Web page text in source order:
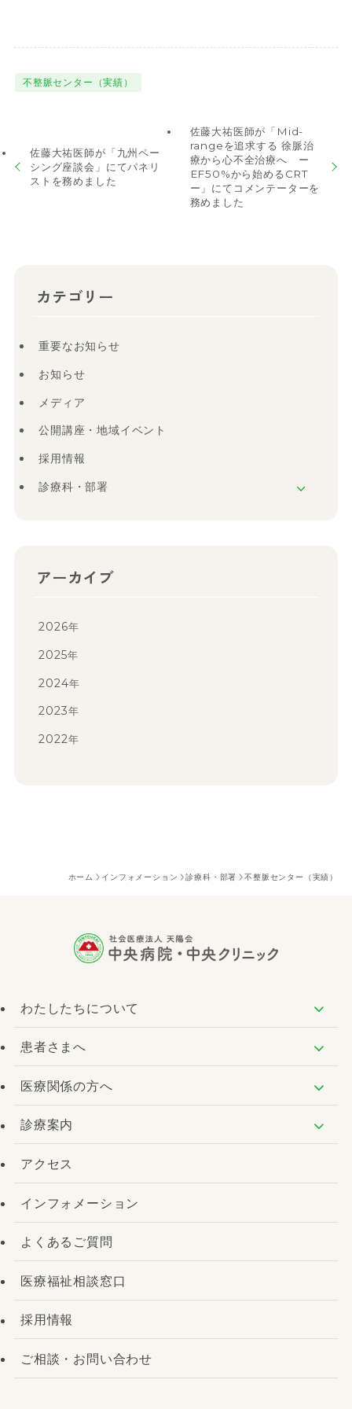
不整脈センター（実績）
佐藤大祐医師が「九州ペー
シング座談会」にてパネリ
ストを務めました
佐藤大祐医師が「Mid-
rangeを追求する 徐脈治
療から心不全治療へ ー
EF50%から始めるCRT
ー」にてコメンテーターを
務めました
カテゴリー
重要なお知らせ
お知らせ
メディア
公開講座・地域イベント
採用情報
診療科・部署
アーカイブ
2026年
2025年
2024年
2023年
2022年
ホーム インフォメーション 診療科・部署 不整脈センター（実績）
わたしたちについて
患者さまへ
医療関係の方へ
診療案内
アクセス
インフォメーション
よくあるご質問
医療福祉相談窓口
採用情報
ご相談・お問い合わせ